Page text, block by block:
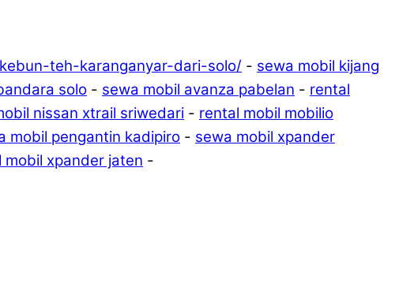
teh-karanganyar-dari-solo/ - sewa mobil kijang
solo - sewa mobil avanza pabelan - rental
nissan xtrail sriwedari - rental mobil mobilio
mobil pengantin kadipiro - sewa mobil xpander
mobil xpander jaten -